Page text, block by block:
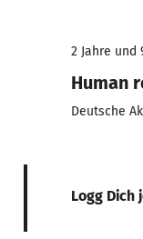
2 Jahre und
Human
Deutsche
Logg Dich